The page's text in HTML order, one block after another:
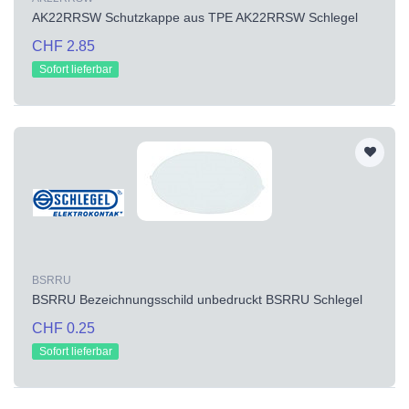
AK22RRSW Schutzkappe aus TPE AK22RRSW Schlegel
CHF 2.85
Sofort lieferbar
BSRRU
BSRRU Bezeichnungsschild unbedruckt BSRRU Schlegel
CHF 0.25
Sofort lieferbar